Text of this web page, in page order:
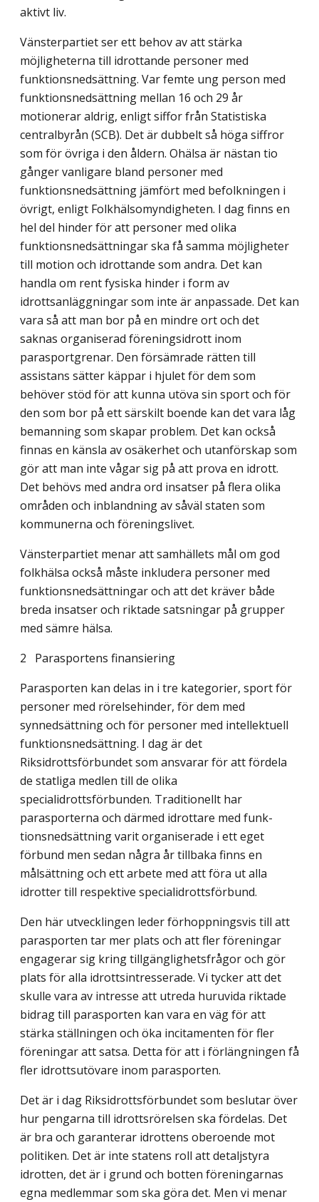
aktivt liv.
Vänsterpartiet ser ett behov av att stärka
möjligheterna till idrottande personer med
funktionsnedsättning. Var femte ung person med
funktionsnedsättning mellan 16 och 29 år
motionerar aldrig, enligt siffor från Statistiska
centralbyrån (SCB). Det är dubbelt så höga siffror
som för övriga i den åldern. Ohälsa är nästan tio
gånger vanligare bland personer med
funktionsnedsättning jämfört med befolkningen i
övrigt, enligt Folkhälso­myndigheten. I dag finns en
hel del hinder för att personer med olika
funktionsnedsätt­ningar ska få samma möjligheter
till motion och idrottande som andra. Det kan
handla om rent fysiska hinder i form av
idrottsanläggningar som inte är anpassade. Det kan
vara så att man bor på en mindre ort och det
saknas organiserad föreningsidrott inom
parasportgrenar. Den försämrade rätten till
assistans sätter käppar i hjulet för dem som
behöver stöd för att kunna utöva sin sport och för
den som bor på ett särskilt boende kan det vara låg
bemanning som skapar problem. Det kan också
finnas en känsla av osäker­het och utanförskap som
gör att man inte vågar sig på att prova en idrott.
Det behövs med andra ord insatser på flera olika
områden och inblandning av såväl staten som
kommunerna och föreningslivet.
Vänsterpartiet menar att samhällets mål om god
folkhälsa också måste inkludera personer med
funktionsnedsättningar och att det kräver både
breda insatser och riktade satsningar på grupper
med sämre hälsa.
2 Parasportens finansiering
Parasporten kan delas in i tre kategorier, sport för
personer med rörelsehinder, för dem med
synnedsättning och för personer med intellektuell
funktionsnedsättning. I dag är det
Riksidrottsförbundet som ansvarar för att fördela
de statliga medlen till de olika
specialidrottsförbunden. Traditionellt har
parasporterna och därmed idrottare med funk­
tionsnedsättning varit organiserade i ett eget
förbund men sedan några år tillbaka finns en
målsättning och ett arbete med att föra ut alla
idrotter till respektive specialidrotts­förbund.
Den här utvecklingen leder förhoppningsvis till att
parasporten tar mer plats och att fler föreningar
engagerar sig kring tillgänglighetsfrågor och gör
plats för alla idrotts­intresserade. Vi tycker att det
skulle vara av intresse att utreda huruvida riktade
bidrag till parasporten kan vara en väg för att
stärka ställningen och öka incitamenten för fler
föreningar att satsa. Detta för att i förlängningen få
fler idrottsutövare inom parasporten.
Det är i dag Riksidrottsförbundet som beslutar över
hur pengarna till idrottsrörelsen ska fördelas. Det
är bra och garanterar idrottens oberoende mot
politiken. Det är inte statens roll att detaljstyra
idrotten, det är i grund och botten föreningarnas
egna medlem­mar som ska göra det. Men vi menar